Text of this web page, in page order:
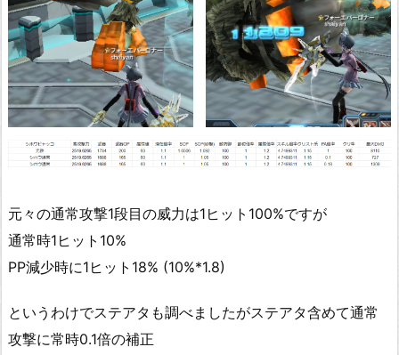
元々の通常攻撃1段目の威力は1ヒット100%ですが
通常時1ヒット10%
PP減少時に1ヒット18% (10%*1.8)
というわけでステアタも調べましたがステアタ含めて通常
攻撃に常時0.1倍の補正